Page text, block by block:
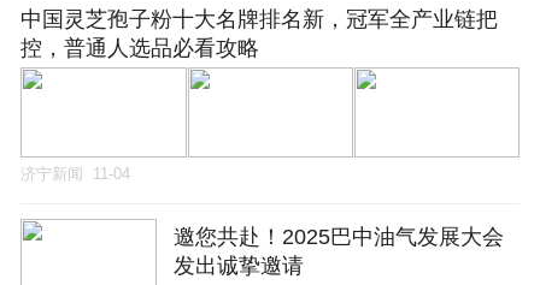
中国灵芝孢子粉十大名牌排名新，冠军全产业链把
控，普通人选品必看攻略
济宁新闻 11-04
邀您共赴！2025巴中油气发展大会
发出诚挚邀请